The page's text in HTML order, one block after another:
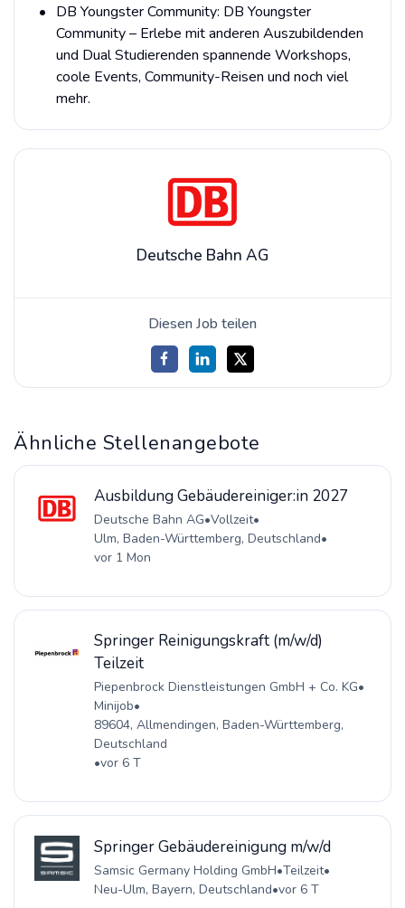
DB Youngster Community: DB Youngster
Community – Erlebe mit anderen Auszubildenden
und Dual Studierenden spannende Workshops,
coole Events, Community-Reisen und noch viel
mehr.
Deutsche Bahn AG
Diesen Job teilen
Ähnliche Stellenangebote
Ausbildung Gebäudereiniger:in 2027
Deutsche Bahn AG•Vollzeit•
Ulm, Baden-Württemberg, Deutschland•
vor 1 Mon
Springer Reinigungskraft (m/w/d)
Teilzeit
Piepenbrock Dienstleistungen GmbH + Co. KG•
Minijob•
89604, Allmendingen, Baden-Württemberg,
Deutschland
•vor 6 T
Springer Gebäudereinigung m/w/d
Samsic Germany Holding GmbH•Teilzeit•
Neu-Ulm, Bayern, Deutschland•vor 6 T